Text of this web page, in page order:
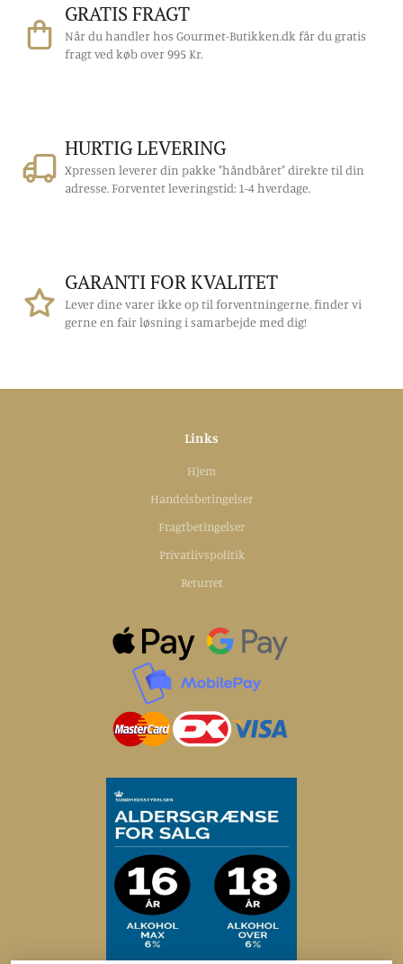
GRATIS FRAGT
Når du handler hos Gourmet-Butikken.dk får du gratis
fragt ved køb over 995 Kr.
HURTIG LEVERING
Xpressen leverer din pakke "håndbåret" direkte til din
adresse. Forventet leveringstid: 1-4 hverdage.
GARANTI FOR KVALITET
Lever dine varer ikke op til forventningerne, finder vi
gerne en fair løsning i samarbejde med dig!
Links
Hjem
Handelsbetingelser
Fragtbetingelser
Privatlivspolitik
Returret